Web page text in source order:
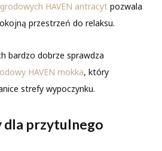
HAVEN antracyt pozwala
przestrzeń do relaksu.
bardzo dobrze sprawdza
HAVEN mokka, który
strefy wypoczynku.
przytulnego